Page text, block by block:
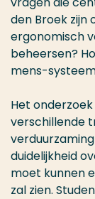
den Broek zijn
ergonomisch
beheersen?
mens-
Het
verschillende
duidelijkheid
moet kunnen
zal zien.